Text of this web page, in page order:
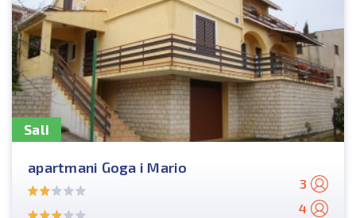
Sali
apartmani Goga i Mario
3
4